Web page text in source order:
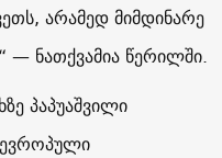
არამედ მიმდინარე
— ნათქვამია წერილში.
პაპუაშვილი